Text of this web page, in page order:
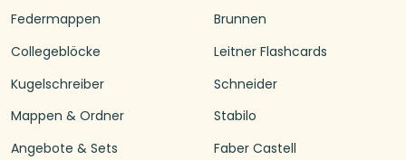
Federmappen
Collegeblöcke
Kugelschreiber
Mappen & Ordner
Angebote & Sets
Brunnen
Leitner Flashcards
Schneider
Stabilo
Faber Castell